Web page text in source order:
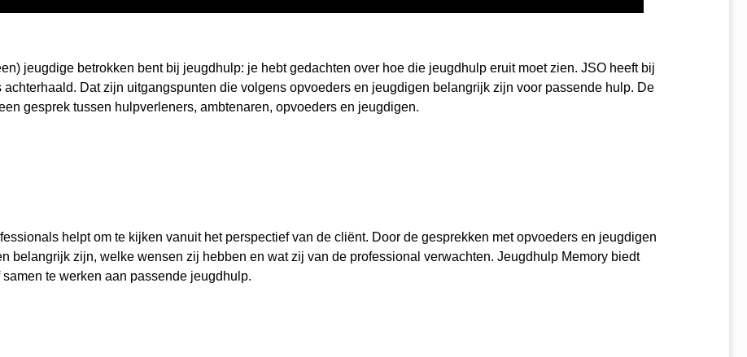
jeugdige betrokken bent bij jeugdhulp: je hebt gedachten over hoe die jeugdhulp eruit moet zien. JSO heeft bij
Dat zijn uitgangspunten die volgens opvoeders en jeugdigen belangrijk zijn voor passende hulp. De
gesprek tussen hulpverleners, ambtenaren, opvoeders en jeugdigen.
helpt om te kijken vanuit het perspectief van de cliënt. Door de gesprekken met opvoeders en jeugdigen
belangrijk zijn, welke wensen zij hebben en wat zij van de professional verwachten. Jeugdhulp Memory biedt
te werken aan passende jeugdhulp.